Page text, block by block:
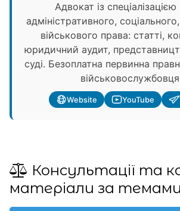
Адвокат із спеціалізацією
адміністративного,
військового права: статті,
юридичний аудит,
суді. Безоплатна первинна
Website YouTube
Консультації та
матеріали за темами